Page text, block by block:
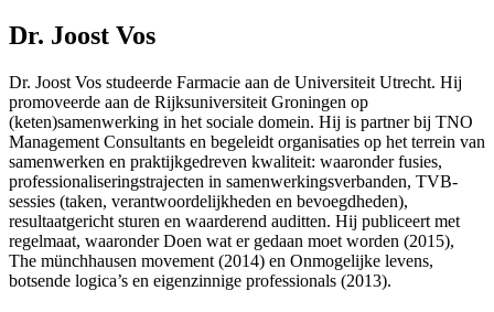
Dr. Joost Vos
Dr. Joost Vos studeerde Farmacie aan de Universiteit Utrecht. Hij
promoveerde aan de Rijksuniversiteit Groningen op
(keten)samenwerking in het sociale domein. Hij is partner bij TNO
Management Consultants en begeleidt organisaties op het terrein van
samenwerken en praktijkgedreven kwaliteit: waaronder fusies,
professionaliseringstrajecten in samenwerkingsverbanden, TVB-
sessies (taken, verantwoordelijkheden en bevoegdheden),
resultaatgericht sturen en waarderend auditten. Hij publiceert met
regelmaat, waaronder Doen wat er gedaan moet worden (2015),
The münchhausen movement (2014) en Onmogelijke levens,
botsende logica’s en eigenzinnige professionals (2013).